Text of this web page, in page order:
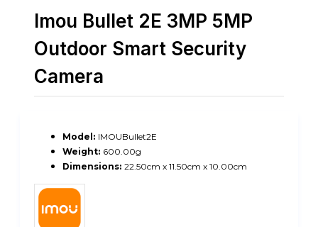
Imou Bullet 2E 3MP 5MP
Outdoor Smart Security
Camera
Model: IMOUBullet2E
Weight: 600.00g
Dimensions: 22.50cm x 11.50cm x 10.00cm